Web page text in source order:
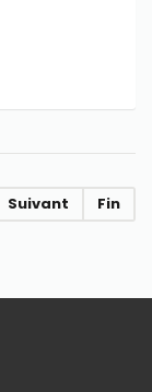
Suivant Fin